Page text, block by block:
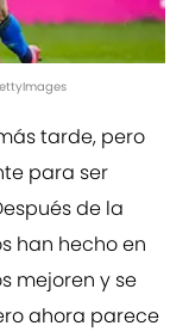
tarde, pero
para ser
de la
han hecho en
mejoren y se
ahora parece